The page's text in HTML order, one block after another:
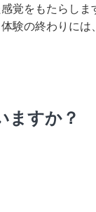
覚をもたらしま
験の終わりには
ますか？